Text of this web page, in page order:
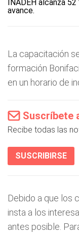
La capacitación
formación
en un horario de
Suscríbete
Recibe todas las
SUSCRIBIRSE
Debido a que los
insta a los
antes posible.